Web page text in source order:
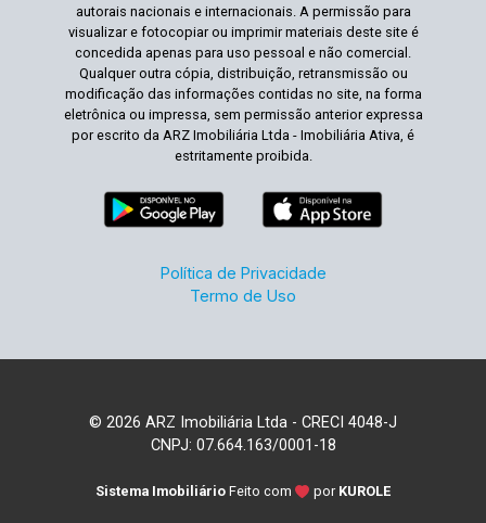
autorais nacionais e internacionais. A permissão para
visualizar e fotocopiar ou imprimir materiais deste site é
concedida apenas para uso pessoal e não comercial.
Qualquer outra cópia, distribuição, retransmissão ou
modificação das informações contidas no site, na forma
eletrônica ou impressa, sem permissão anterior expressa
por escrito da ARZ Imobiliária Ltda - Imobiliária Ativa, é
estritamente proibida.
Política de Privacidade
Termo de Uso
© 2026 ARZ Imobiliária Ltda - CRECI 4048-J
CNPJ: 07.664.163/0001-18
Sistema Imobiliário Feito com por KUROLE